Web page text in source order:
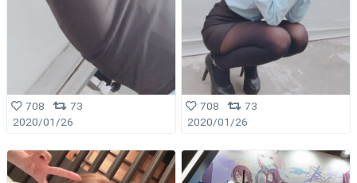
708
73
2020/01/26
708
73
2020/01/26